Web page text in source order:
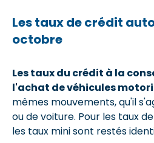
Les taux de crédit
octobre
Les taux du crédit à la
l'achat de véhicules
mêmes mouvements, qu'il
ou de voiture. Pour les taux
les taux mini sont restés